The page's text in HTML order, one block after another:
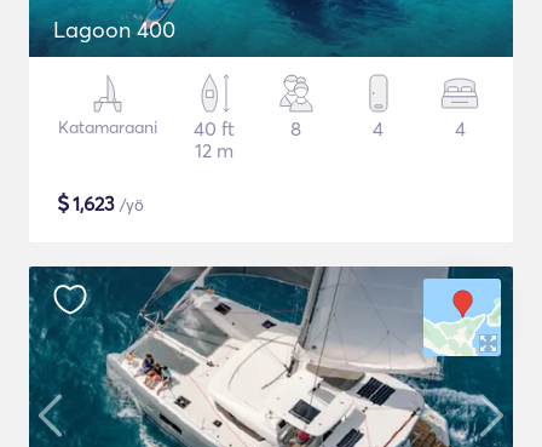
Lagoon 400
Katamaraani
40 ft
12 m
8 4 4
$1,623 /yö